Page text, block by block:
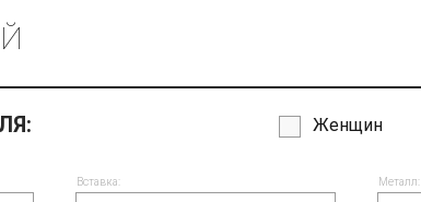
Женщин
Вставка: Металл: